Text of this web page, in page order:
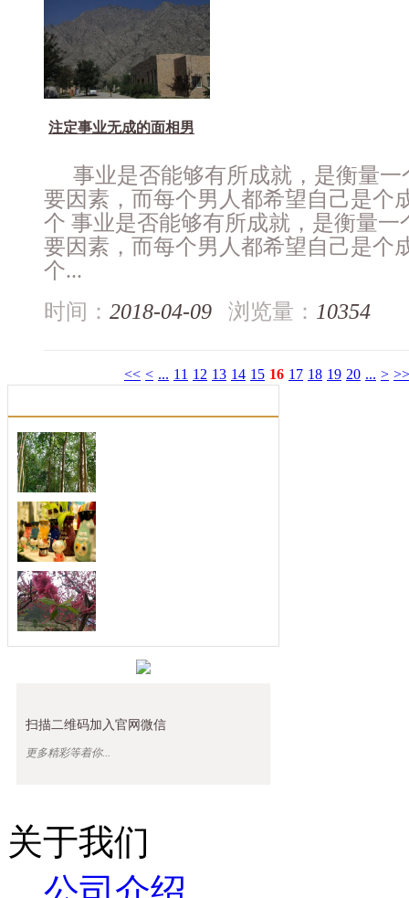
注定事业无成的面相男
事业是否能够有所成就，是衡量
要因素，而每个男人都希望自己是个
个 事业是否能够有所成就，是衡量
要因素，而每个男人都希望自己是个
个...
时间： 2018-04-09 浏览量： 10354
<< < ... 11 12 13 14 15 16 17 18 19 20 ... > >>
四月份人格魅力开始大
每一个人的人格魅力绝对是吸引人最重
要的法......
扬长避短，善于发现别
取长补短，最会发现优点的三大生肖。
不喜欢空闲，最珍惜时
扫描二维码加入官网微信
更多精彩等着你...
关于我们